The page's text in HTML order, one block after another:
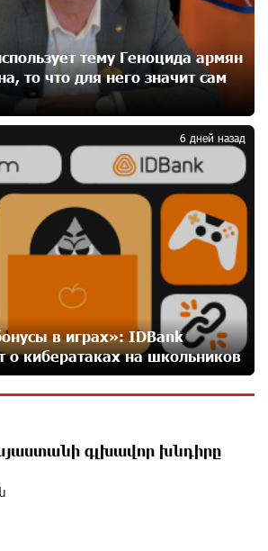
клиентам в Ванадзоре: IDBank
24 дней назад
уничтожить Армению․
26 дней назад
— бенефициар инициативы
драма» в июле
26 дней назад
Юнибанка и воспользуйтесь
предложением
27 дней назад
с Конверс МСБ
тему Геноцида армян
то что для него значит сам
в играх»: IDBank
о кибератаках на школьников
6 дней назад
գլխավոր խնդիրը